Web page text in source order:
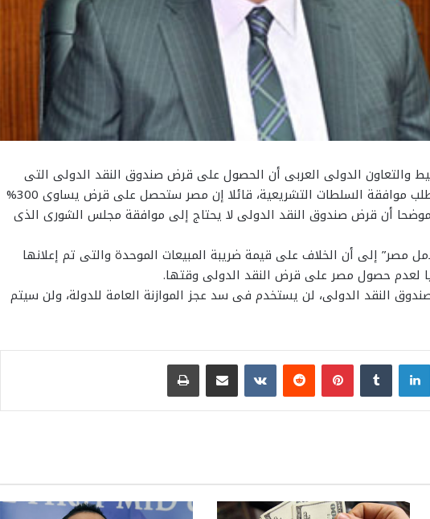
والتعاون الدولى العربى أن الحصول على قرض صندوق النقد الدولى التى
طلبته مصر بقيمة 4.8 مليار دولار لا يتطلب موافقة السلطات التشريعية، قائلا إن مصر ستحصل على قرض يساوى 300%
أن قرض صندوق النقد الدولى لا يحتاج إلى موافقة مجلس الشورى الذى
مصر” إلى أن الخلاف على قيمة ضريبة المبيعات الموحدة والتى تم إعلانها
لعدم حصول مصر على قرض النقد الدولى وقتها.
النقد الدولى، لن يستخدم فى سد عجز الموازنة العامة للدولة، ولن سيتم
لينكدإن بينتيريست مشاركة عبر البريد طباعة